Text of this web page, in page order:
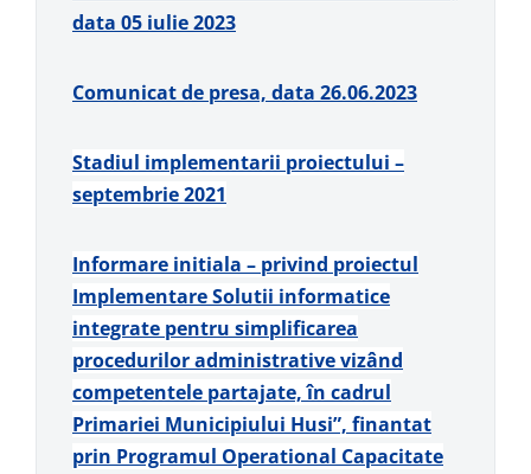
data 05 iulie 2023
Comunicat de presa, data 26.06.2023
Stadiul implementarii proiectului –
septembrie 2021
Informare initiala – privind proiectul
Implementare Solutii informatice
integrate pentru simplificarea
procedurilor administrative vizând
competentele partajate, în cadrul
Primariei Municipiului Husi”, finantat
prin Programul Operational Capacitate